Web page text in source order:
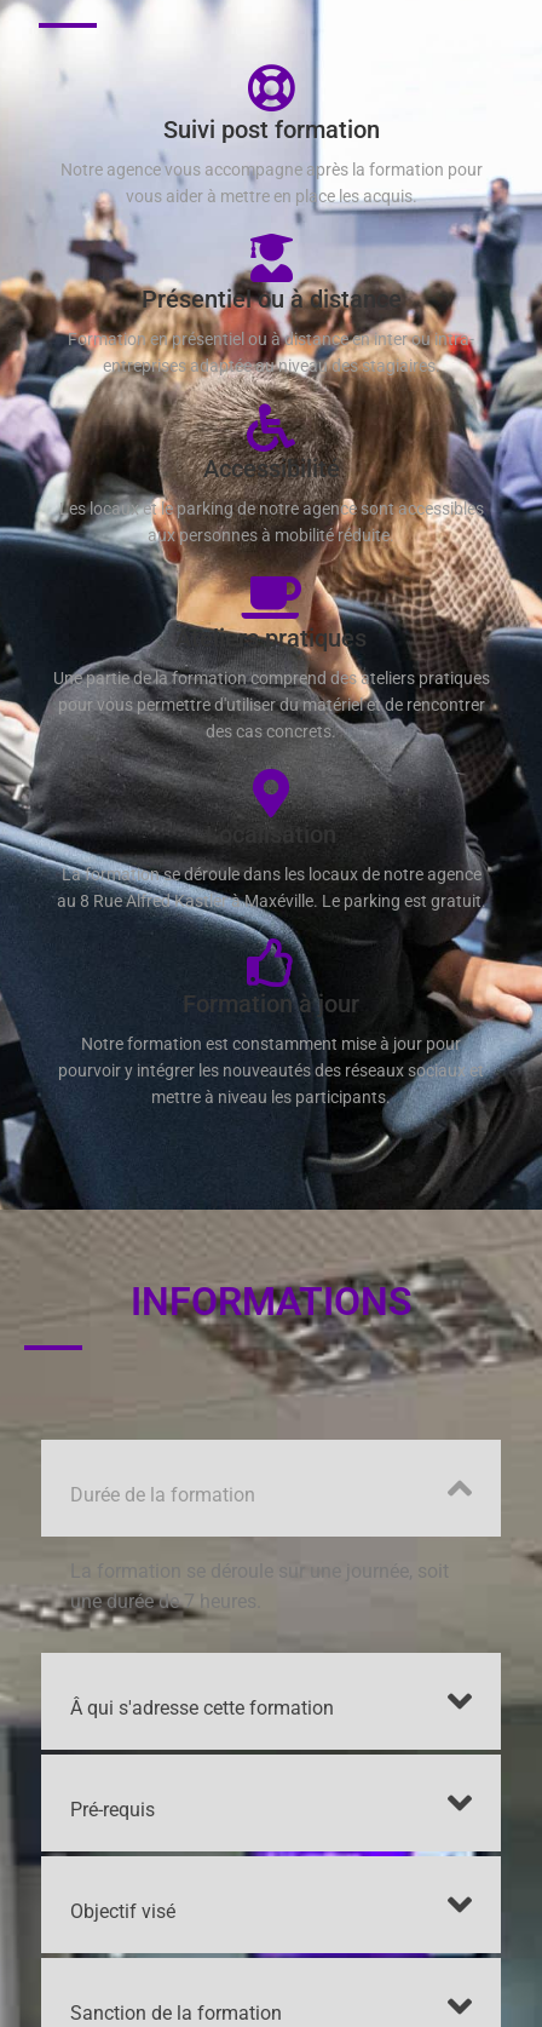
Suivi post formation
Notre agence vous accompagne après la formation pour
vous aider à mettre en place les acquis.
Présentiel ou à distance
Formation en présentiel ou à distance en inter ou intra-
entreprises adaptée au niveau des stagiaires.
Accessibilité
Les locaux et le parking de notre agence sont accessibles
aux personnes à mobilité réduite.
Ateliers pratiques
Une partie de la formation comprend des ateliers pratiques
pour vous permettre d'utiliser du matériel et de rencontrer
des cas concrets.
Localisation
La formation se déroule dans les locaux de notre agence
au 8 Rue Alfred Kastler à Maxéville. Le parking est gratuit.
Formation à jour
Notre formation est constamment mise à jour pour
pourvoir y intégrer les nouveautés des réseaux sociaux et
mettre à niveau les participants.
INFORMATIONS
Durée de la formation
La formation se déroule sur une journée, soit
une durée de 7 heures.
Â qui s'adresse cette formation
Pré-requis
Objectif visé
Sanction de la formation